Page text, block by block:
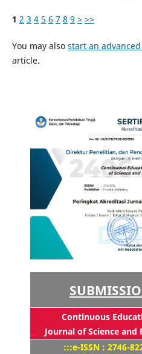
1 2 3 4 5 6 7 8 9 > >>
You may also start an
article.
Continuous
Journal of Science and
:::e-ISSN : 2746-